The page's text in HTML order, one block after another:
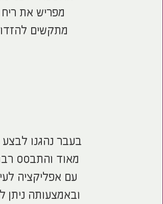
מפריש את
מתקשים
בעבר נהגנו
מאוד והתבסס
ובאמצעותה